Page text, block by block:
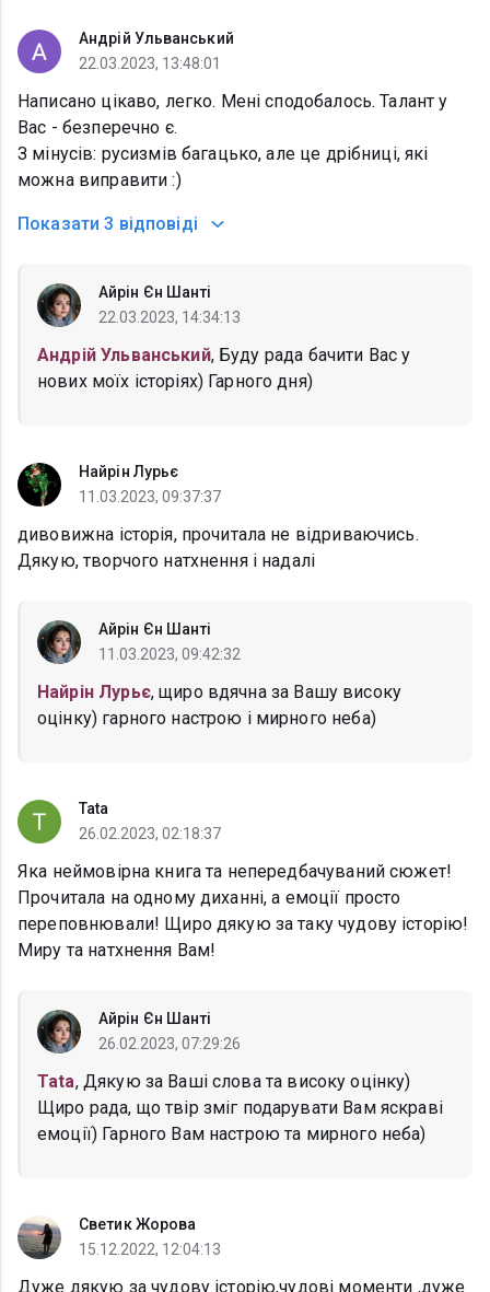
Андрій Ульванський
22.03.2023, 13:48:01
Написано цікаво, легко. Мені сподобалось. Талант у
Вас - безперечно є.
З мінусів: русизмів багацько, але це дрібниці, які
можна виправити :)
Показати 3 відповіді
Айрін Єн Шанті
22.03.2023, 14:34:13
Андрій Ульванський, Буду рада бачити Вас у
нових моїх історіях) Гарного дня)
Найрін Лурьє
11.03.2023, 09:37:37
дивовижна історія, прочитала не відриваючись.
Дякую, творчого натхнення і надалі
Айрін Єн Шанті
11.03.2023, 09:42:32
Найрін Лурьє, щиро вдячна за Вашу високу
оцінку) гарного настрою і мирного неба)
Tata
26.02.2023, 02:18:37
Яка неймовірна книга та непередбачуваний сюжет!
Прочитала на одному диханні, а емоції просто
переповнювали! Щиро дякую за таку чудову історію!
Миру та натхнення Вам!
Айрін Єн Шанті
26.02.2023, 07:29:26
Tata, Дякую за Ваші слова та високу оцінку)
Щиро рада, що твір зміг подарувати Вам яскраві
емоції) Гарного Вам настрою та мирного неба)
Светик Жорова
15.12.2022, 12:04:13
Дуже дякую за чудову історію,чудові моменти ,дуже